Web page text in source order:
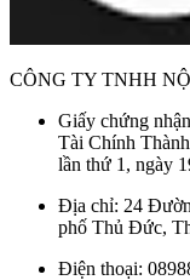
CÔNG TY TNHH
Giấy chứng
Tài Chính
lần thứ 1, ngày
Địa chỉ: 24
phố Thủ Đức,
Điện thoại: